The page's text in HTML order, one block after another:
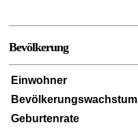
Bevölkerung
Einwohner
Bevölkerungswachstum
Geburtenrate